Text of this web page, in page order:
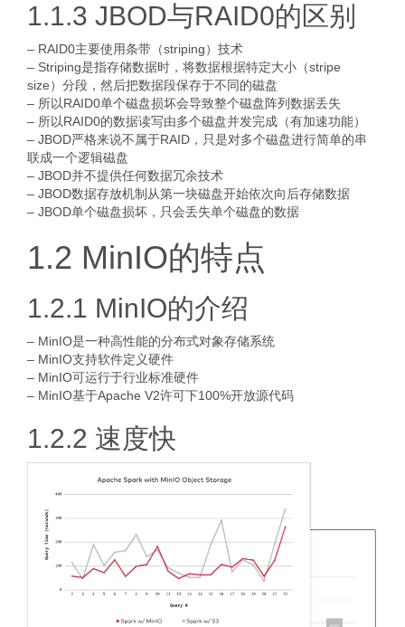
1.1.3 JBOD与RAID0的区别
– RAID0主要使用条带（striping）技术
– Striping是指存储数据时，将数据根据特定大小（stripe
size）分段，然后把数据段保存于不同的磁盘
– 所以RAID0单个磁盘损坏会导致整个磁盘阵列数据丢失
– 所以RAID0的数据读写由多个磁盘并发完成（有加速功能）
– JBOD严格来说不属于RAID，只是对多个磁盘进行简单的串
联成一个逻辑磁盘
– JBOD并不提供任何数据冗余技术
– JBOD数据存放机制从第一块磁盘开始依次向后存储数据
– JBOD单个磁盘损坏，只会丢失单个磁盘的数据
1.2 MinIO的特点
1.2.1 MinIO的介绍
– MinIO是一种高性能的分布式对象存储系统
– MinIO支持软件定义硬件
– MinIO可运行于行业标准硬件
– MinIO基于Apache V2许可下100%开放源代码
1.2.2 速度快